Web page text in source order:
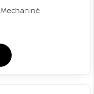
Mechaninė